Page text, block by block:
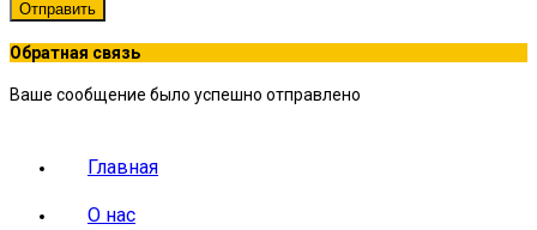
Отправить
Обратная связь
Ваше сообщение было успешно отправлено
Главная
О нас